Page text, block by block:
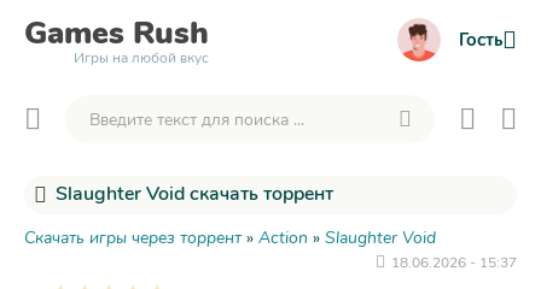
Games Rush
Игры на любой вкус
Гость
Slaughter Void скачать торрент
Скачать игры через торрент» Action » Slaughter Void
18.06.2026 - 15:37